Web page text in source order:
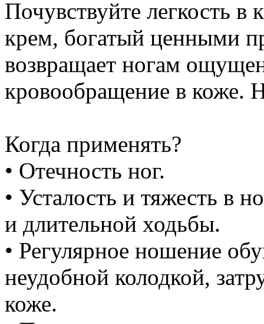
Почувствуйте легкость
крем, богатый ценными
возвращает ногам
кровообращение в коже.
Когда применять?
• Отечность ног.
• Усталость и тяжесть в
и длительной ходьбы.
• Регулярное ношение
неудобной колодкой,
коже.